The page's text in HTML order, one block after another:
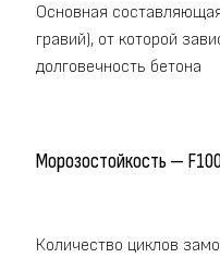
Основная
гравий), от которой
долговечность бетона
Морозостойкость —
Количество циклов